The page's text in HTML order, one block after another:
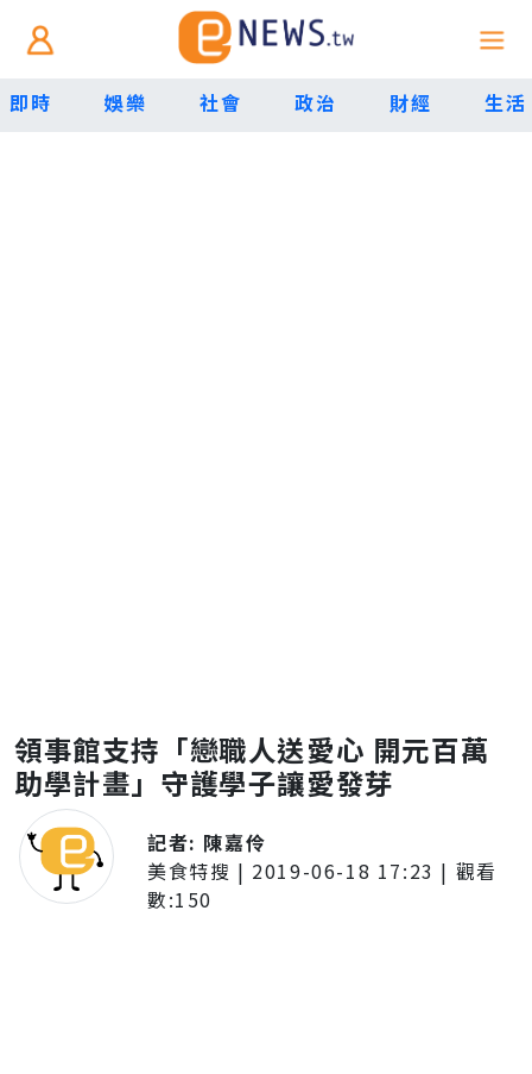
即時 娛樂 社會 政治 財經 生活
領事館支持「戀職人送愛心 開元百萬
助學計畫」守護學子讓愛發芽
記者: 陳嘉伶
美食特搜 | 2019-06-18 17:23 | 觀看
數:150